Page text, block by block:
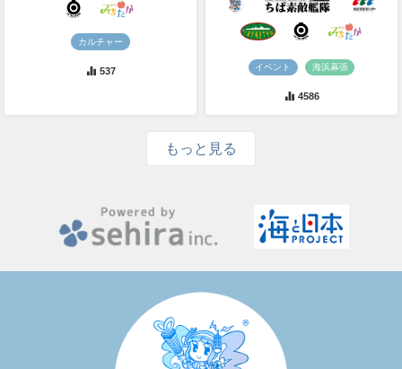
カルチャー
537 イベント 海浜幕張
4586
もっと見る